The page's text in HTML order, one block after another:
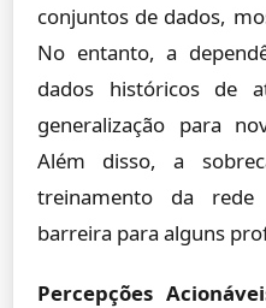
conjuntos de dados,
No entanto, a
dados históricos de
generalização para
Além disso, a
treinamento da
barreira para alguns
Percepções